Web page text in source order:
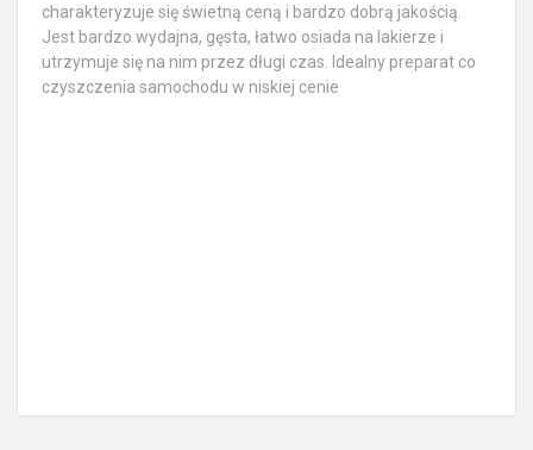
charakteryzuje się świetną ceną i bardzo dobrą jakością.
Jest bardzo wydajna, gęsta, łatwo osiada na lakierze i
utrzymuje się na nim przez długi czas. Idealny preparat co
czyszczenia samochodu w niskiej cenie